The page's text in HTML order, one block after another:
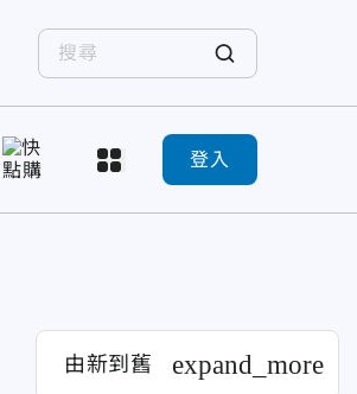
登入
由新到舊 expand_more